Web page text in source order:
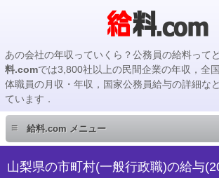
あの会社の年収っていくら？公務員の給料って
料.comでは3,800社以上の民間企業の年収，全
体職員の月収・年収，国家公務員給与の詳細な
ています．
≡ 給料.com メニュー
民間企業編
山梨県の市町村(一般行政職)の給与